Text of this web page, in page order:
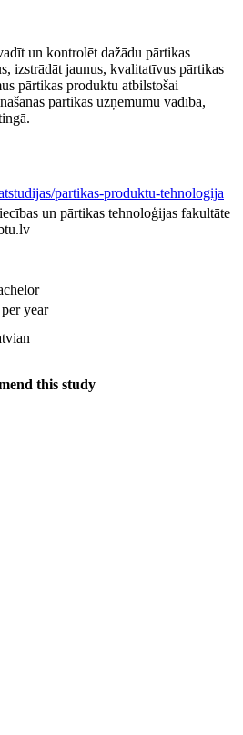
un kontrolēt dažādu pārtikas
izstrādāt jaunus, kvalitatīvus pārtikas
pārtikas produktu atbilstošai
pārtikas uzņēmumu vadībā,
partikas-produktu-tehnologija
un pārtikas tehnoloģijas fakultāte
year
this study